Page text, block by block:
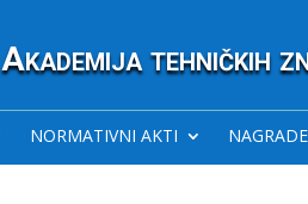
Akademija tehničkih
NORMATIVNI AKTI NAGRADE